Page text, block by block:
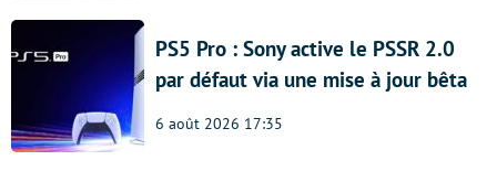
PS5 Pro : Sony active le PSSR 2.0
par défaut via une mise à jour bêta
6 août 2026 17:35